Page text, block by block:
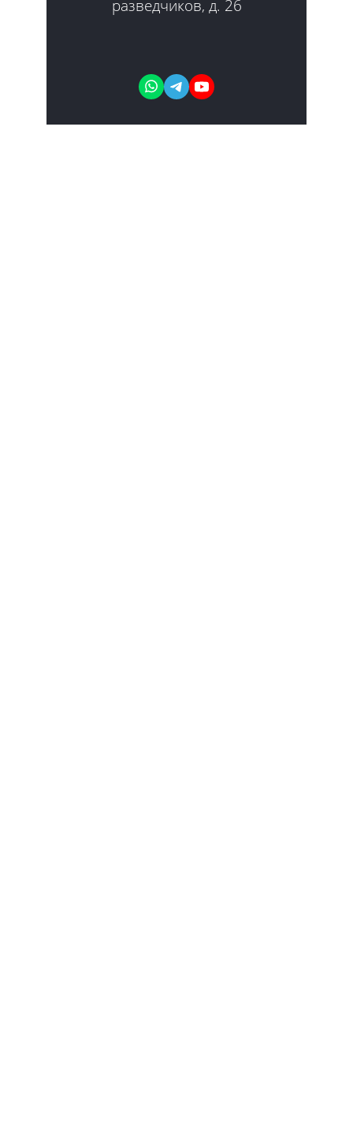
разведчиков, д. 26